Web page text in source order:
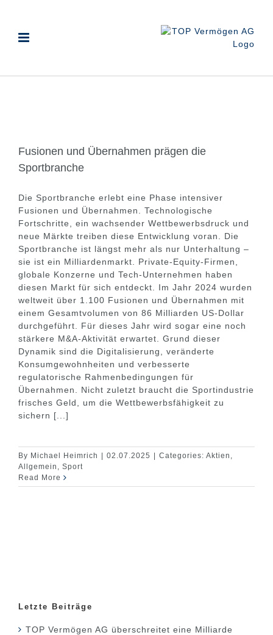
springen
Fusionen und Übernahmen prägen die
Sportbranche
Die Sportbranche erlebt eine Phase intensiver
Fusionen und Übernahmen. Technologische
Fortschritte, ein wachsender Wettbewerbsdruck und
neue Märkte treiben diese Entwicklung voran. Die
Sportbranche ist längst mehr als nur Unterhaltung –
sie ist ein Milliardenmarkt. Private-Equity-Firmen,
globale Konzerne und Tech-Unternehmen haben
diesen Markt für sich entdeckt. Im Jahr 2024 wurden
weltweit über 1.100 Fusionen und Übernahmen mit
einem Gesamtvolumen von 86 Milliarden US-Dollar
durchgeführt. Für dieses Jahr wird sogar eine noch
stärkere M&A-Aktivität erwartet. Grund dieser
Dynamik sind die Digitalisierung, veränderte
Konsumgewohnheiten und verbesserte
regulatorische Rahmenbedingungen für
Übernahmen. Nicht zuletzt braucht die Sportindustrie
frisches Geld, um die Wettbewerbsfähigkeit zu
sichern [...]
By Michael Heimrich 02.07.2025 Categories: Aktien ,
Allgemein , Sport
Read More
Letzte Beiträge
TOP Vermögen AG überschreitet eine Milliarde